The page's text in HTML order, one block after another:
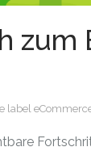
zum
label